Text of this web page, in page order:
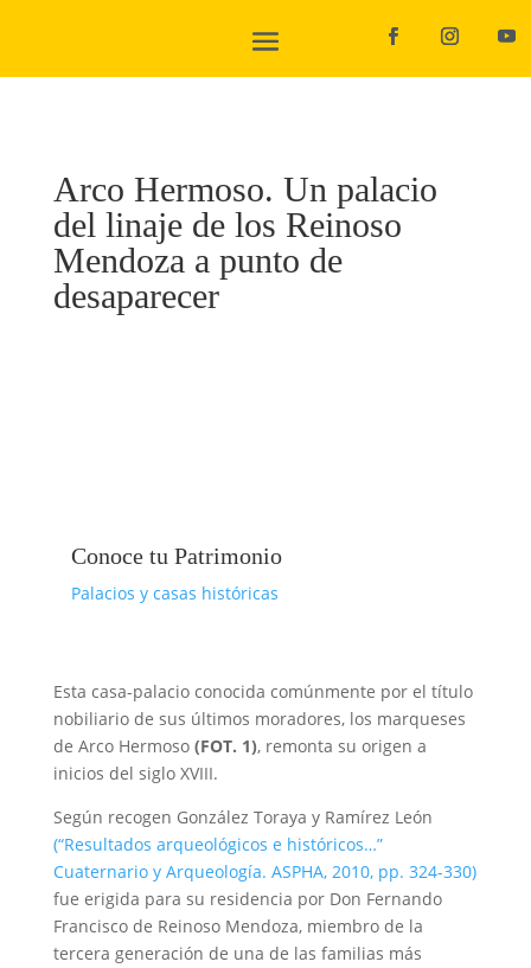
Arco Hermoso. Un palacio
del linaje de los Reinoso
Mendoza a punto de
desaparecer
Conoce tu Patrimonio
Palacios y casas históricas
Esta casa-palacio conocida comúnmente por el título
nobiliario de sus últimos moradores, los marqueses
de Arco Hermoso (FOT. 1), remonta su origen a
inicios del siglo XVIII.
Según recogen González Toraya y Ramírez León
(“Resultados arqueológicos e históricos…”
Cuaternario y Arqueología. ASPHA, 2010, pp. 324-330)
fue erigida para su residencia por Don Fernando
Francisco de Reinoso Mendoza, miembro de la
tercera generación de una de las familias más